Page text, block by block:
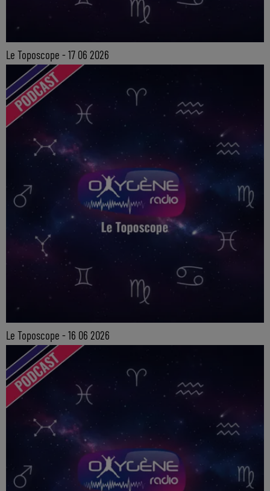
Le Toposcope - 17 06 2026
Le Toposcope - 16 06 2026